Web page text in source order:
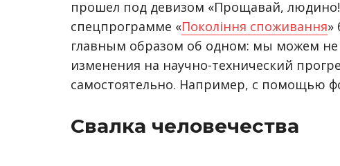
прошел под девизом «Прощавай,
спецпрограмме «Покоління споживання»
главным образом об одном: мы можем не
изменения на научно-технический
самостоятельно. Например, с помощью
Свалка человечества